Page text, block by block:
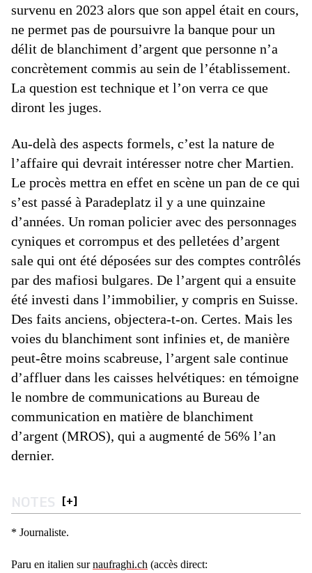
survenu en 2023 alors que son appel était en cours,
ne permet pas de poursuivre la banque pour un
délit de blanchiment d’argent que personne n’a
concrètement commis au sein de l’établissement.
La question est technique et l’on verra ce que
diront les juges.
Au-delà des aspects formels, c’est la nature de
l’affaire qui devrait intéresser notre cher Martien.
Le procès mettra en effet en scène un pan de ce qui
s’est passé à Paradeplatz il y a une quinzaine
d’années. Un roman policier avec des personnages
cyniques et corrompus et des pelletées d’argent
sale qui ont été déposées sur des comptes contrôlés
par des mafiosi bulgares. De l’argent qui a ensuite
été investi dans l’immobilier, y compris en Suisse.
Des faits anciens, objectera-t-on. Certes. Mais les
voies du blanchiment sont infinies et, de manière
peut-être moins scabreuse, l’argent sale continue
d’affluer dans les caisses helvétiques: en témoigne
le nombre de communications au Bureau de
communication en matière de blanchiment
d’argent (MROS), qui a augmenté de 56% l’an
dernier.
NOTES [+]
* Journaliste.
Paru en italien surnaufraghi.ch (accès direct: